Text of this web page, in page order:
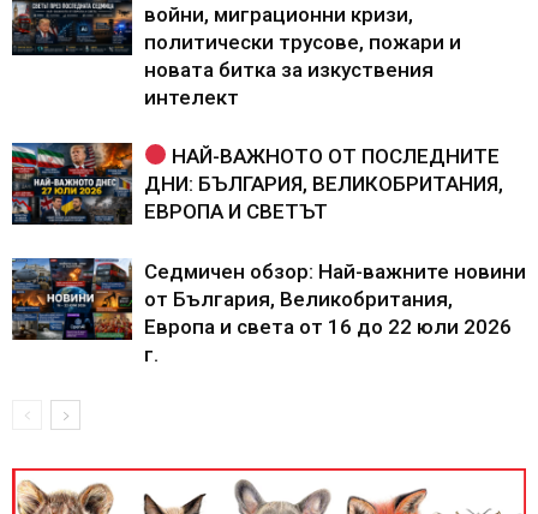
войни, миграционни кризи,
политически трусове, пожари и
новата битка за изкуствения
интелект
НАЙ-ВАЖНОТО ОТ ПОСЛЕДНИТЕ
ДНИ: БЪЛГАРИЯ, ВЕЛИКОБРИТАНИЯ,
ЕВРОПА И СВЕТЪТ
Седмичен обзор: Най-важните новини
от България, Великобритания,
Европа и света от 16 до 22 юли 2026
г.